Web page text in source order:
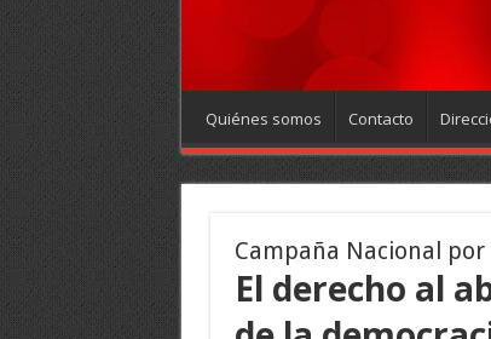
Quiénes somos Contacto
Campaña Nacional
El derecho al